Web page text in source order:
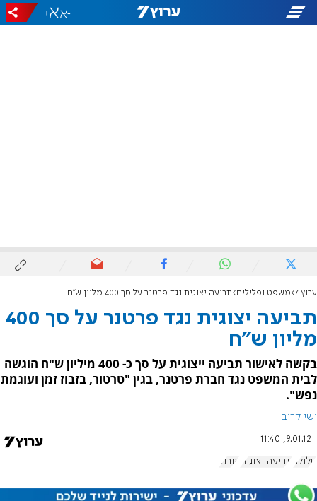
-
+
ערוץ 7 משפט ופלילים תביעה יצוגית נגד פרטנר על סך 400 מליון ש"ח
תביעה יצוגית נגד פרטנר על סך 400
מליון ש"ח
בקשה לאישור תביעה ייצוגית על סך כ- 400 מיליון ש"ח הוגשה
לבית המשפט נגד חברת פרטנר, בגין "טרטור, בזבוז זמן ועוגמת
נפש".
ישי קרוב
9.01.12, 11:40
סלולר תביעה יצוגית אורנג'